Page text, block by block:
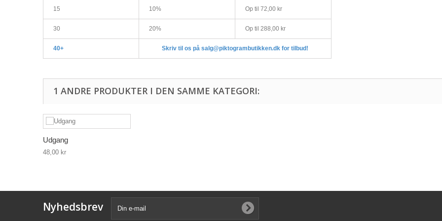
15 10% Op til 72,00 kr
30 20% Op til 288,00 kr
40+ Skriv til os på salg@piktogrambutikken.dk for tilbud!
1 ANDRE PRODUKTER I DEN SAMME KATEGORI:
Udgang
48,00 kr
Nyhedsbrev